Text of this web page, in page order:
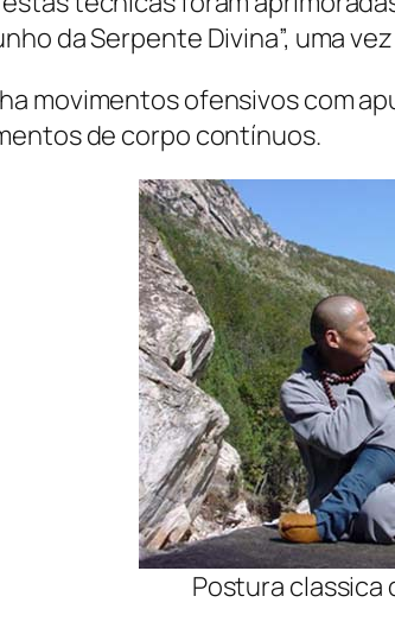
da Serpente Divina”, uma
movimentos ofensivos com
de corpo contínuos.
Postura